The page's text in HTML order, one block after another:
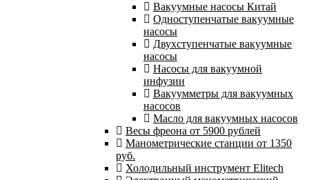
Вакуумные насосы Китай
Одноступенчатые вакуумные
насосы
Двухступенчатые вакуумные
насосы
Насосы для вакуумной
инфузии
Вакуумметры для вакуумных
насосов
Масло для вакуумных насосов
Весы фреона от 5900 рублей
Манометрические станции от 1350
руб.
Холодильный инструмент Elitech